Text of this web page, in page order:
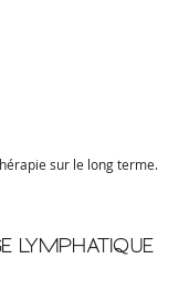
sur le long terme.
LYMPHATIQUE